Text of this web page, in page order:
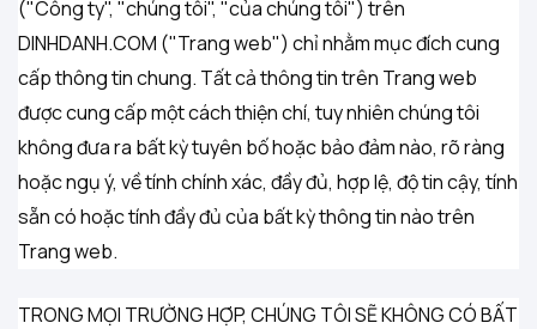
("Công ty", "chúng tôi", "của chúng tôi") trên
DINHDANH.COM ("Trang web") chỉ nhằm mục đích cung
cấp thông tin chung. Tất cả thông tin trên Trang web
được cung cấp một cách thiện chí, tuy nhiên chúng tôi
không đưa ra bất kỳ tuyên bố hoặc bảo đảm nào, rõ ràng
hoặc ngụ ý, về tính chính xác, đầy đủ, hợp lệ, độ tin cậy, tính
sẵn có hoặc tính đầy đủ của bất kỳ thông tin nào trên
Trang web.
TRONG MỌI TRƯỜNG HỢP, CHÚNG TÔI SẼ KHÔNG CÓ BẤT